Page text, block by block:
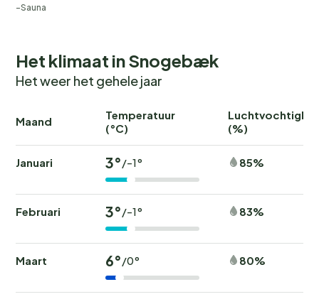
Sauna
Het klimaat in Snogebæk
Het weer het gehele jaar
Maand
Temperatuur
(°C)
(%)
Januari 3°/-1° 85%
Februari 3°/-1° 83%
Maart 6°/0° 80%